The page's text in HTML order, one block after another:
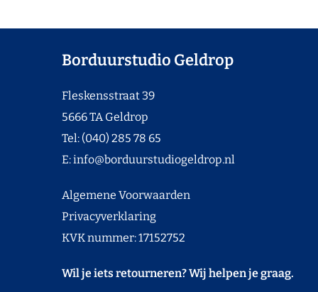
Borduurstudio Geldrop
Fleskensstraat 39
5666 TA Geldrop
Tel: (040) 285 78 65
E:info@borduurstudiogeldrop.nl
Algemene Voorwaarden
Privacyverklaring
KVK nummer: 17152752
Wil je iets retourneren? Wij helpen je graag.